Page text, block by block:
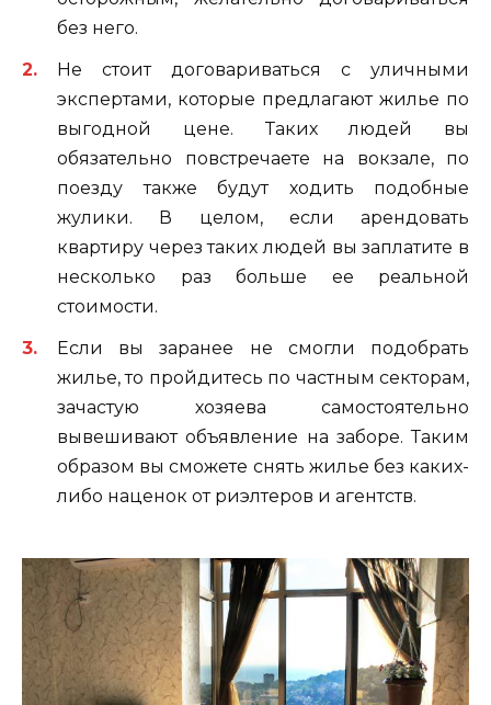
без него.
Не стоит договариваться с уличными
экспертами, которые предлагают жилье по
выгодной цене. Таких людей вы
обязательно повстречаете на вокзале, по
поезду также будут ходить подобные
жулики. В целом, если арендовать
квартиру через таких людей вы заплатите в
несколько раз больше ее реальной
стоимости.
Если вы заранее не смогли подобрать
жилье, то пройдитесь по частным секторам,
зачастую хозяева самостоятельно
вывешивают объявление на заборе. Таким
образом вы сможете снять жилье без каких-
либо наценок от риэлтеров и агентств.